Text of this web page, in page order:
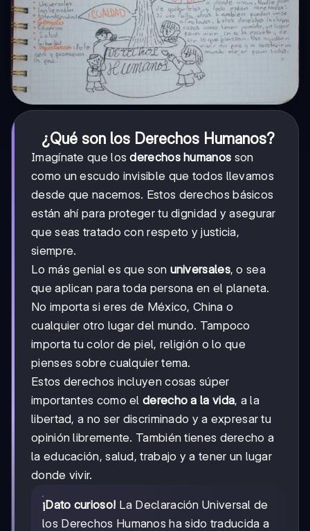
¿Qué son los Derechos Humanos?
Imagínate que losderechos humanos son
como un escudo invisible que todos llevamos
desde que nacemos. Estos derechos básicos
están ahí para proteger tu dignidad y asegurar
que seas tratado con respeto y justicia,
siempre.
Lo más genial es que son universales, o sea
que aplican para toda persona en el planeta.
No importa si eres de México, China o
cualquier otro lugar del mundo. Tampoco
importa tu color de piel, religión o lo que
pienses sobre cualquier tema.
Estos derechos incluyen cosas súper
importantes como elderecho a la vida, a la
libertad, a no ser discriminado y a expresar tu
opinión libremente. También tienes derecho a
la educación, salud, trabajo y a tener un lugar
donde vivir.
¡Dato curioso! La Declaración Universal de
los Derechos Humanos ha sido traducida a